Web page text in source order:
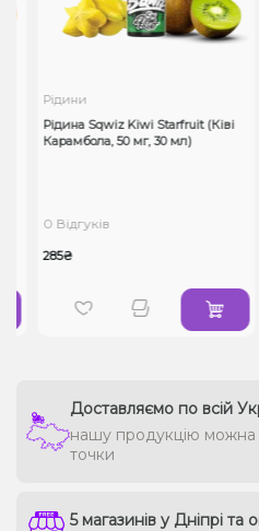
Рідини
Рідина Sqwiz Kiwi Starfruit (Ківі
Карамбола, 50 мг, 30 мл)
0 Відгуків
285₴
Доставляємо по всій
нашу продукцію можна
точки
5 магазинів у Дніпрі та